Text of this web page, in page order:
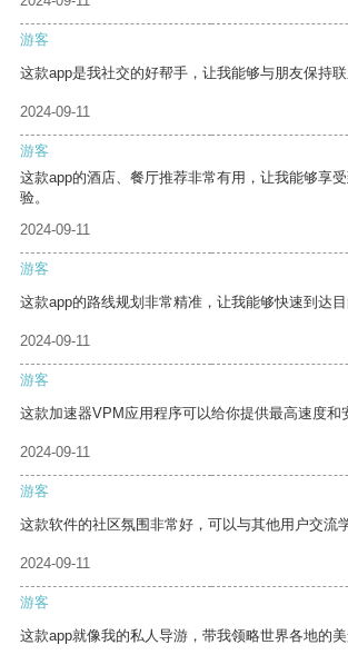
游客
这款app是我社交的好帮手，让我能够与朋友保持联
2024-09-11
游客
这款app的酒店、餐厅推荐非常有用，让我能够享
验。
2024-09-11
游客
这款app的路线规划非常精准，让我能够快速到达目
2024-09-11
游客
这款加速器VPM应用程序可以给你提供最高速度和
2024-09-11
游客
这款软件的社区氛围非常好，可以与其他用户交流
2024-09-11
游客
这款app就像我的私人导游，带我领略世界各地的美